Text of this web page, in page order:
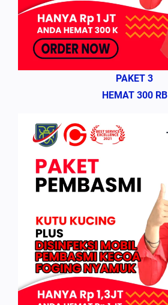
PAKET 3
HEMAT 300 RB